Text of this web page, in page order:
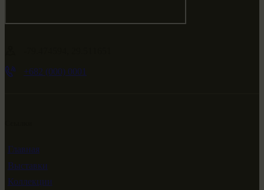
+682 (000) 0001
Главная
Выставки
Коллекции